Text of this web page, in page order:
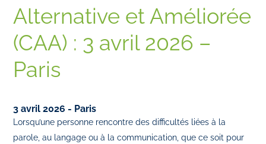
Alternative et Améliorée
(CAA) : 3 avril 2026 –
Paris
3 avril 2026 - Paris
Lorsqu’une personne rencontre des difficultés liées à la
parole, au langage ou à la communication, que ce soit pour